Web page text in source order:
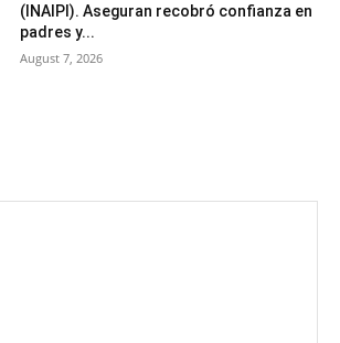
(INAIPI). Aseguran recobró confianza en
padres y...
August 7, 2026